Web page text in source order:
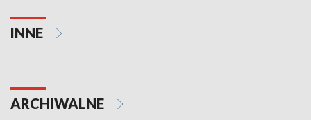
INNE
ARCHIWALNE